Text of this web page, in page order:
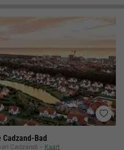
Cadzand-Bad
Cadzand) Kaart